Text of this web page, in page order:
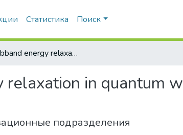
Intersubband energy relaxation in quantum well structures in a quantizing magnetic field
relaxation in quantum
Units